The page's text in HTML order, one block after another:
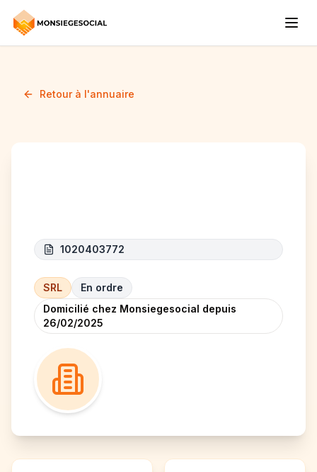
Retour à l'annuaire
1020403772
SRL
En ordre
Domicilié chez Monsiegesocial depuis
26/02/2025